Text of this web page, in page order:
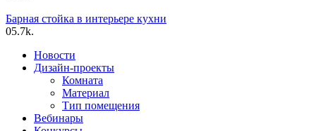
Барная стойка в интерьере кухни
05.7k.
Новости
Дизайн-проекты
Комната
Материал
Тип помещения
Вебинары